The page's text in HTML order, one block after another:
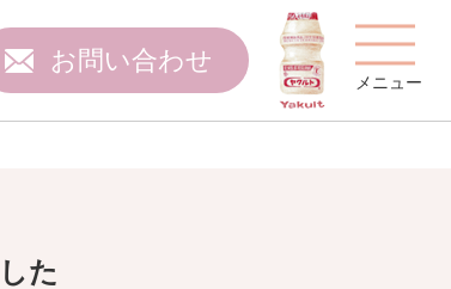
お問い合わせ
メニュー
た